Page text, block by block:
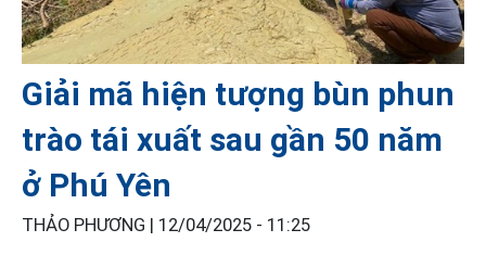
Giải mã hiện tượng bùn phun
trào tái xuất sau gần 50 năm
ở Phú Yên
THẢO PHƯƠNG | 12/04/2025 - 11:25